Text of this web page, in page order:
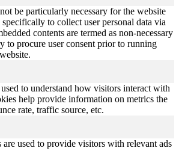
be particularly necessary for the website
to collect user personal data via
contents are termed as non-necessary
to procure user consent prior to running
to understand how visitors interact with
help provide information on metrics the
rate, traffic source, etc.
used to provide visitors with relevant ads